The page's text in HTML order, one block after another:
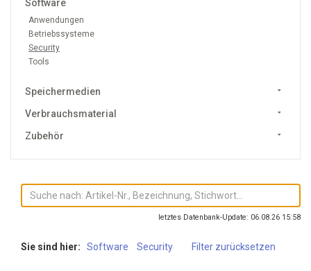
Software
Anwendungen
Betriebssysteme
Security
Tools
Speichermedien
Verbrauchsmaterial
Zubehör
letztes Datenbank-Update: 06.08.26 15:58
Sie sind hier: Software Security Filter zurücksetzen